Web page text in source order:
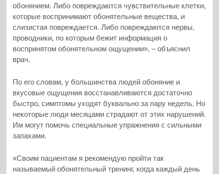
обонянием. Либо повреждаются чувствительные клетки,
которые воспринимают обонятельные вещества, и
слизистая повреждается. Либо повреждаются нервы,
проводники, по которым бежит информация о
воспринятом обонятельном ощущении», – объяснил
врач.
По его словам, у большинства людей обоняние и
вкусовые ощущения восстанавливаются достаточно
быстро, симптомы уходят буквально за пару недель. Но
некоторые люди месяцами страдают от этих нарушений.
Им могут помочь специальные упражнения с сильными
запахами.
«Своим пациентам я рекомендую пройти так
называемый обонятельный тренинг, когда каждый день